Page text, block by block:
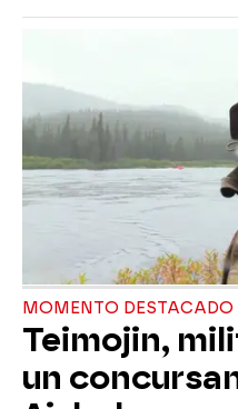
MOMENTO DESTACADO
Teimojin,
un